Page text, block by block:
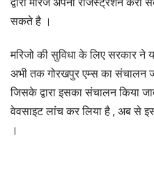
सकते है ।
मरिजो की सुविधा के लिए सरकार ने
अभी तक गोरखपुर एम्स का संचालन
जिसके द्वारा इसका संचालन किया
वेवसाइट लांच कर लिया है , अब से इसी
।